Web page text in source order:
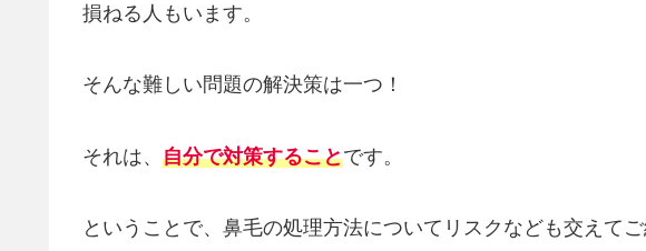
損ねる人もいます。
そんな難しい問題の解決策は一つ！
それは、 自分で対策することです。
ということで、鼻毛の処理方法についてリスクなども交えてご